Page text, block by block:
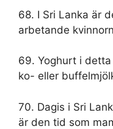
68. I Sri Lanka är
arbetande
69. Yoghurt i
ko- eller
70. Dagis i Sri
är den tid som